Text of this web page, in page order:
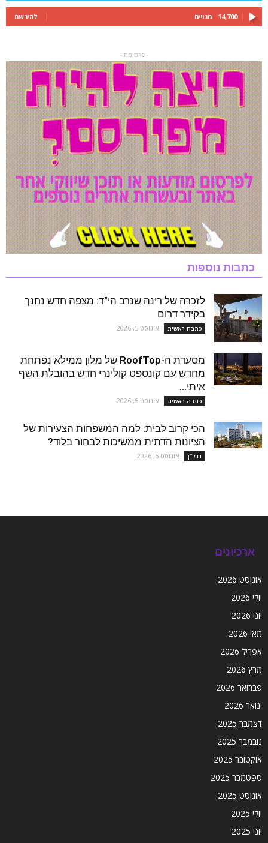
14,700 מנויים להירשם
- פרסומת -
כתבות נוספות
לזכרה של רינה שנרב הי"ד: מצפה חדש נחנך
בקידר דרום
כתבה ראשית אוגוסט 5, 2026
מסעדת ה-RoofTop של מלון ממילא נפתחת
מחדש עם קונספט קולינרי חדש בהובלת השף
איתי...
כתבה ראשית אוגוסט 5, 2026
הכי קרוב לבית: למה המשפחות הצעירות של
הציונות הדתית ממשיכות לבחור בלוד?
נדל''ן אוגוסט 5, 2026
ארכיונים
אוגוסט 2026
יולי 2026
יוני 2026
מאי 2026
אפריל 2026
מרץ 2026
פברואר 2026
ינואר 2026
דצמבר 2025
נובמבר 2025
אוקטובר 2025
ספטמבר 2025
אוגוסט 2025
יולי 2025
יוני 2025